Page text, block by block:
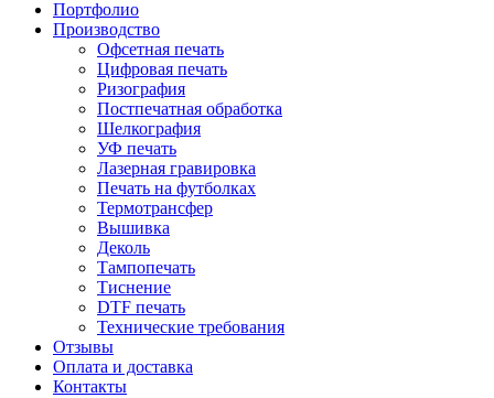
Портфолио
Производство
Офсетная печать
Цифровая печать
Ризография
Постпечатная обработка
Шелкография
УФ печать
Лазерная гравировка
Печать на футболках
Термотрансфер
Вышивка
Деколь
Тампопечать
Тиснение
DTF печать
Технические требования
Отзывы
Оплата и доставка
Контакты